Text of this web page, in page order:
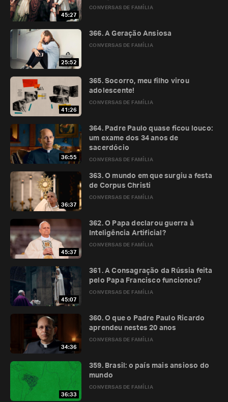
45:27
CONVERSAS DE FAMÍLIA
25:52
CONVERSAS DE FAMÍLIA
366. A Geração Ansiosa
41:26
CONVERSAS DE FAMÍLIA
365. Socorro, meu filho virou
adolescente!
36:55 CONVERSAS DE FAMÍLIA
364. Padre Paulo quase ficou louco:
um exame dos 34 anos de
sacerdócio
36:37
CONVERSAS DE FAMÍLIA
363. O mundo em que surgiu a festa
de Corpus Christi
45:37
CONVERSAS DE FAMÍLIA
362. O Papa declarou guerra à
Inteligência Artificial?
45:07
CONVERSAS DE FAMÍLIA
361. A Consagração da Rússia feita
pelo Papa Francisco funcionou?
34:36
CONVERSAS DE FAMÍLIA
360. O que o Padre Paulo Ricardo
aprendeu nestes 20 anos
36:33
CONVERSAS DE FAMÍLIA
359. Brasil: o país mais ansioso do
mundo